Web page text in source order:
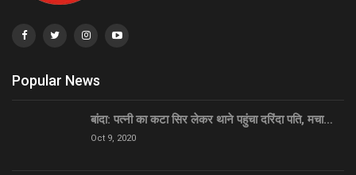
Popular News
बांदा: पत्नी का कटा सिर लेकर थाने पहुंचा दरिंदा पति, मचा…
Oct 9, 2020